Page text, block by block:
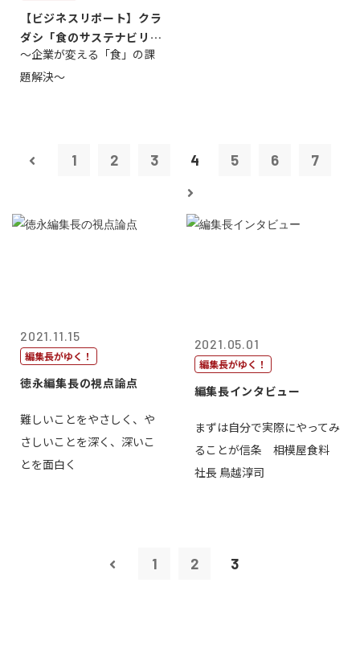
【ビジネスリポート】クラ
ダシ「食のサステナビリテ
ィ共創・協働...
～企業が変える「食」の課
題解決～
1 2 3 4 5 6 7
2021.11.15
編集長がゆく！
徳永編集長の視点論点
難しいことをやさしく、や
さしいことを深く、深いこ
とを面白く
2021.05.01
編集長がゆく！
編集長インタビュー
まずは自分で実際にやってみ
ることが信条 相模屋食料
社長 鳥越淳司
1 2 3